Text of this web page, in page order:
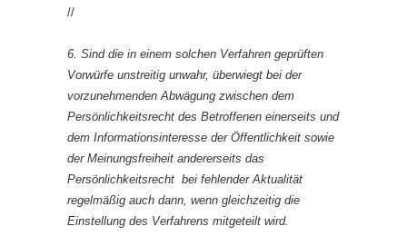
//
6. Sind die in einem solchen Verfahren geprüften
Vorwürfe unstreitig unwahr, überwiegt bei der
vorzunehmenden Abwägung zwischen dem
Persönlichkeitsrecht des Betroffenen einerseits und
dem Informationsinteresse der Öffentlichkeit sowie
der Meinungsfreiheit andererseits das
Persönlichkeitsrecht bei fehlender Aktualität
regelmäßig auch dann, wenn gleichzeitig die
Einstellung des Verfahrens mitgeteilt wird.